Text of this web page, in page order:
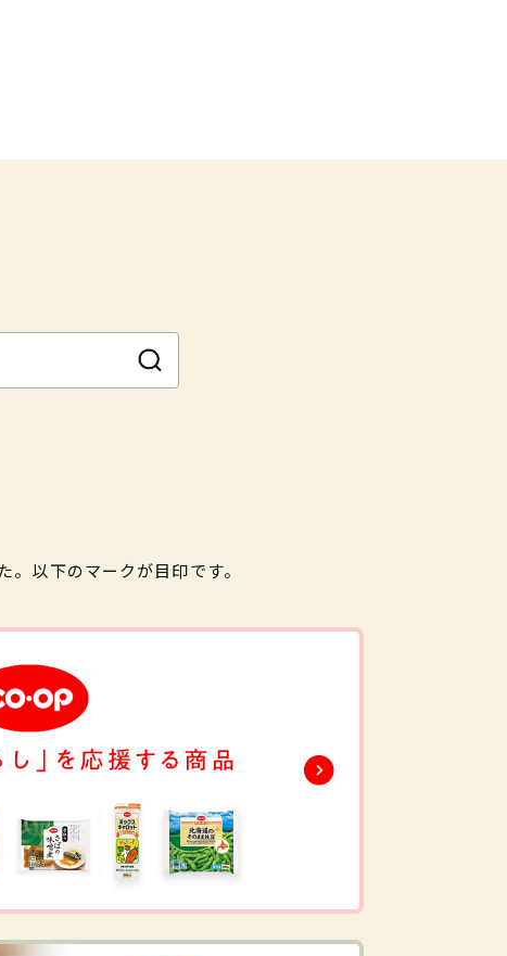
以下のマークが目印です。